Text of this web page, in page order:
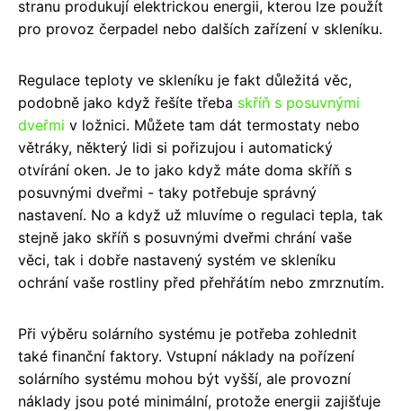
stranu produkují elektrickou energii, kterou lze použít
pro provoz čerpadel nebo dalších zařízení v skleníku.
Regulace teploty ve skleníku je fakt důležitá věc,
podobně jako když řešíte třeba skříň s posuvnými
dveřmi v ložnici. Můžete tam dát termostaty nebo
větráky, některý lidi si pořizujou i automatický
otvírání oken. Je to jako když máte doma skříň s
posuvnými dveřmi - taky potřebuje správný
nastavení. No a když už mluvíme o regulaci tepla, tak
stejně jako skříň s posuvnými dveřmi chrání vaše
věci, tak i dobře nastavený systém ve skleníku
ochrání vaše rostliny před přehřátím nebo zmrznutím.
Při výběru solárního systému je potřeba zohlednit
také finanční faktory. Vstupní náklady na pořízení
solárního systému mohou být vyšší, ale provozní
náklady jsou poté minimální, protože energii zajišťuje